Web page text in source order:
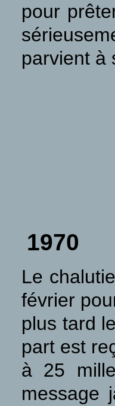
pour
parvient à
1970
Le
février
plus tard
part est
à 25
message